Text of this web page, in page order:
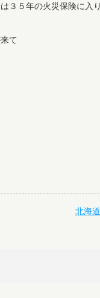
３５年の火災保険に入り
て
北海